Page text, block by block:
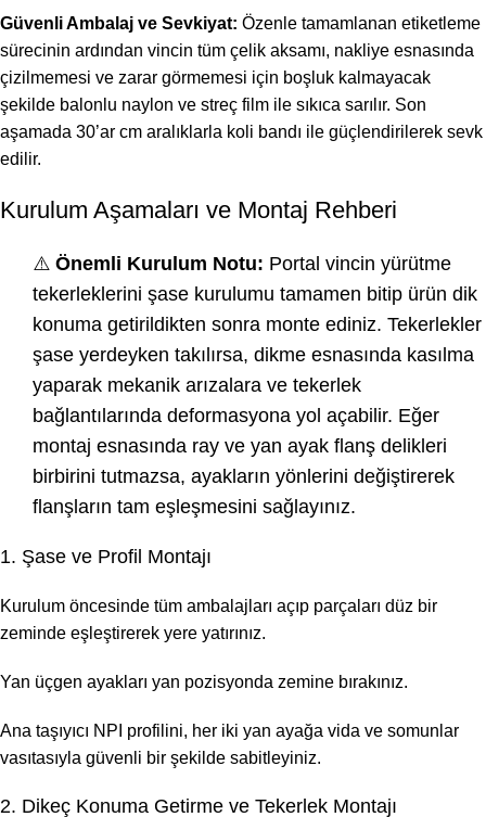
Güvenli Ambalaj ve Sevkiyat: Özenle tamamlanan etiketleme
sürecinin ardından vincin tüm çelik aksamı, nakliye esnasında
çizilmemesi ve zarar görmemesi için boşluk kalmayacak
şekilde balonlu naylon ve streç film ile sıkıca sarılır. Son
aşamada 30’ar cm aralıklarla koli bandı ile güçlendirilerek sevk
edilir.
Kurulum Aşamaları ve Montaj Rehberi
⚠️ Önemli Kurulum Notu: Portal vincin yürütme
tekerleklerini şase kurulumu tamamen bitip ürün dik
konuma getirildikten sonra monte ediniz. Tekerlekler
şase yerdeyken takılırsa, dikme esnasında kasılma
yaparak mekanik arızalara ve tekerlek
bağlantılarında deformasyona yol açabilir. Eğer
montaj esnasında ray ve yan ayak flanş delikleri
birbirini tutmazsa, ayakların yönlerini değiştirerek
flanşların tam eşleşmesini sağlayınız.
1. Şase ve Profil Montajı
Kurulum öncesinde tüm ambalajları açıp parçaları düz bir
zeminde eşleştirerek yere yatırınız.
Yan üçgen ayakları yan pozisyonda zemine bırakınız.
Ana taşıyıcı NPI profilini, her iki yan ayağa vida ve somunlar
vasıtasıyla güvenli bir şekilde sabitleyiniz.
2. Dikeç Konuma Getirme ve Tekerlek Montajı